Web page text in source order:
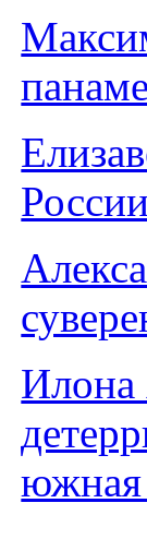
Илона
южная